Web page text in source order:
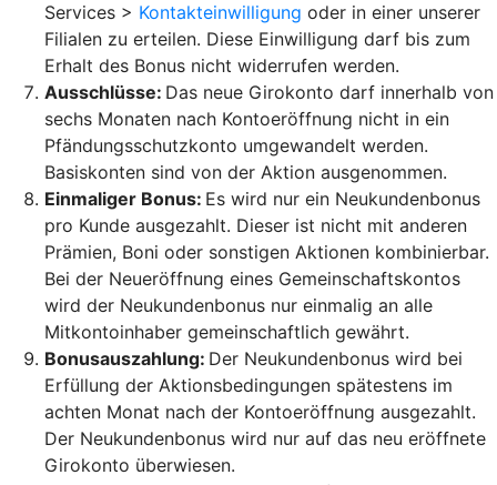
Services > Kontakteinwilligung oder in einer unserer
Filialen zu erteilen. Diese Einwilligung darf bis zum
Erhalt des Bonus nicht widerrufen werden.
Ausschlüsse: Das neue Girokonto darf innerhalb von
sechs Monaten nach Kontoeröffnung nicht in ein
Pfändungsschutzkonto umgewandelt werden.
Basiskonten sind von der Aktion ausgenommen.
Einmaliger Bonus: Es wird nur ein Neukundenbonus
pro Kunde ausgezahlt. Dieser ist nicht mit anderen
Prämien, Boni oder sonstigen Aktionen kombinierbar.
Bei der Neueröffnung eines Gemeinschaftskontos
wird der Neukundenbonus nur einmalig an alle
Mitkontoinhaber gemeinschaftlich gewährt.
Bonusauszahlung: Der Neukundenbonus wird bei
Erfüllung der Aktionsbedingungen spätestens im
achten Monat nach der Kontoeröffnung ausgezahlt.
Der Neukundenbonus wird nur auf das neu eröffnete
Girokonto überwiesen.